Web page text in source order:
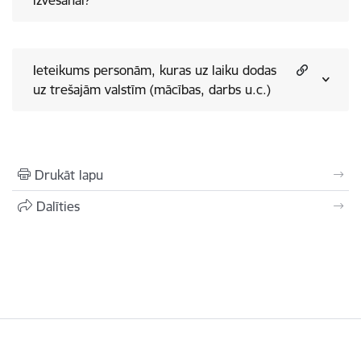
Ieteikums personām, kuras uz laiku dodas
uz trešajām valstīm (mācības, darbs u.c.)
Drukāt lapu
Dalīties